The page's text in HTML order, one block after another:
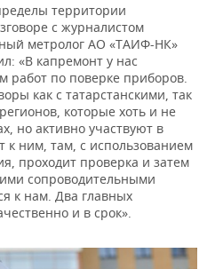
территории
с журналистом
метролог АО «ТАИФ-НК»
«В капремонт у нас
работ по поверке приборов.
как с татарстанскими, так
которые хоть и не
но активно участвуют в
к ним, там, с использованием
проходит проверка и затем
сопроводительными
к нам. Два главных
и в срок».